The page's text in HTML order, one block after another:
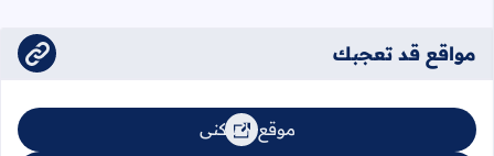
مواقع قد تعجبك
موقع السكنى